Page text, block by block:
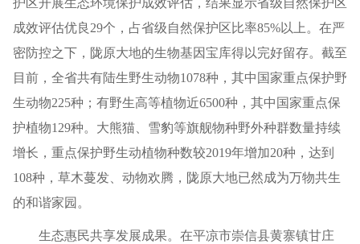
护区开展生态环境保护成效评估，结果显示省级自然保护区
成效评估优良29个，占省级自然保护区比率85%以上。在严
密防控之下，陇原大地的生物基因宝库得以完好留存。截至
目前，全省共有陆生野生动物1078种，其中国家重点保护野
生动物225种；有野生高等植物近6500种，其中国家重点保
护植物129种。大熊猫、雪豹等旗舰物种野外种群数量持续
增长，重点保护野生动植物种数较2019年增加20种，达到
108种，草木蔓发、动物欢腾，陇原大地已然成为万物共生
的和谐家园。
生态惠民共享发展成果。在平凉市崇信县黄寨镇甘庄